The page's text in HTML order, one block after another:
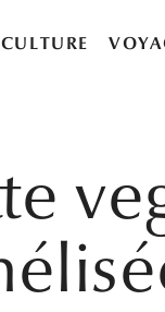
CULTURE